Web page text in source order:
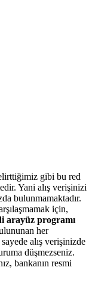
gibi bu red
Yani alış verişinizi
bulunmamaktadır.
için,
arayüz programı
her
alış verişinizde
düşmezseniz.
bankanın resmi